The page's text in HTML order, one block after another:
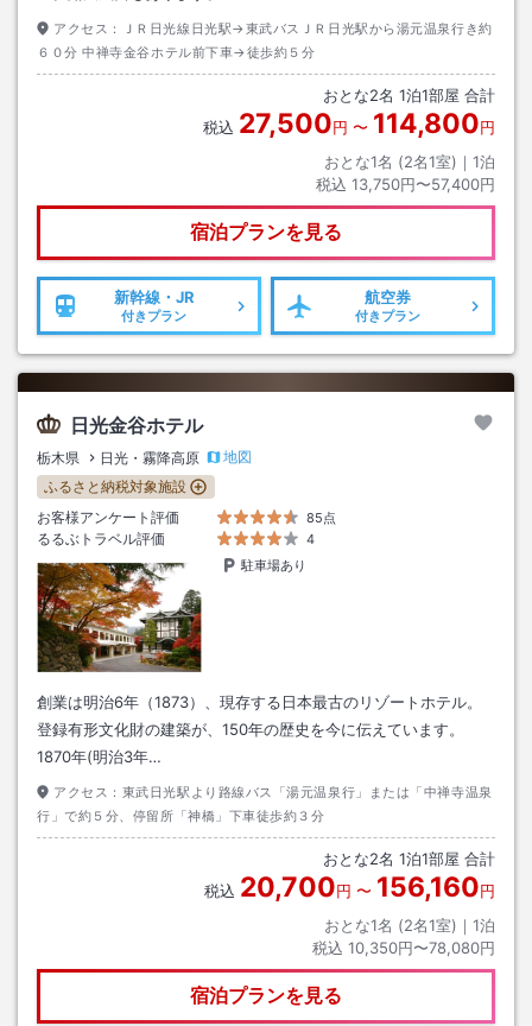
アクセス：
ＪＲ日光線日光駅→東武バスＪＲ日光駅から湯元温泉行き約
６０分 中禅寺金谷ホテル前下車→徒歩約５分
おとな2名 1泊1部屋 合計
税込 27,500円 〜 114,800円
おとな1名 (2名1室)｜ 1泊
税込 13,750円〜57,400円
宿泊プランを見る
新幹線・JR
付きプラン
航空券
付きプラン
日光金谷ホテル
栃木県 日光・霧降高原
地図
ふるさと納税対象施設
お客様アンケート評価
85点
るるぶトラベル評価
4
駐車場あり
創業は明治6年（1873）、現存する日本最古のリゾートホテル。
登録有形文化財の建築が、150年の歴史を今に伝えています。
1870年(明治3年…
アクセス： 東武日光駅より路線バス「湯元温泉行」または「中禅寺温泉
行」で約５分、停留所「神橋」下車徒歩約３分
おとな2名 1泊1部屋 合計
税込 20,700円 〜 156,160円
おとな1名 (2名1室)｜ 1泊
税込 10,350円〜78,080円
宿泊プランを見る